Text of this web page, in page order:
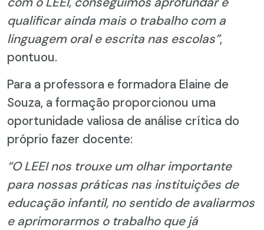
qualificar ainda mais o trabalho com a
linguagem oral e escrita nas escolas”,
pontuou.
Para a professora e formadora Elaine de
Souza, a formação proporcionou uma
oportunidade valiosa de análise crítica do
próprio fazer docente:
“O LEEI nos trouxe um olhar importante
para nossas práticas nas instituições de
educação infantil, no sentido de avaliarmos
e aprimorarmos o trabalho que já